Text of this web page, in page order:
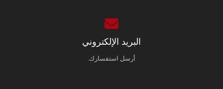
البريد الإلكتروني
أرسل استفسارك.